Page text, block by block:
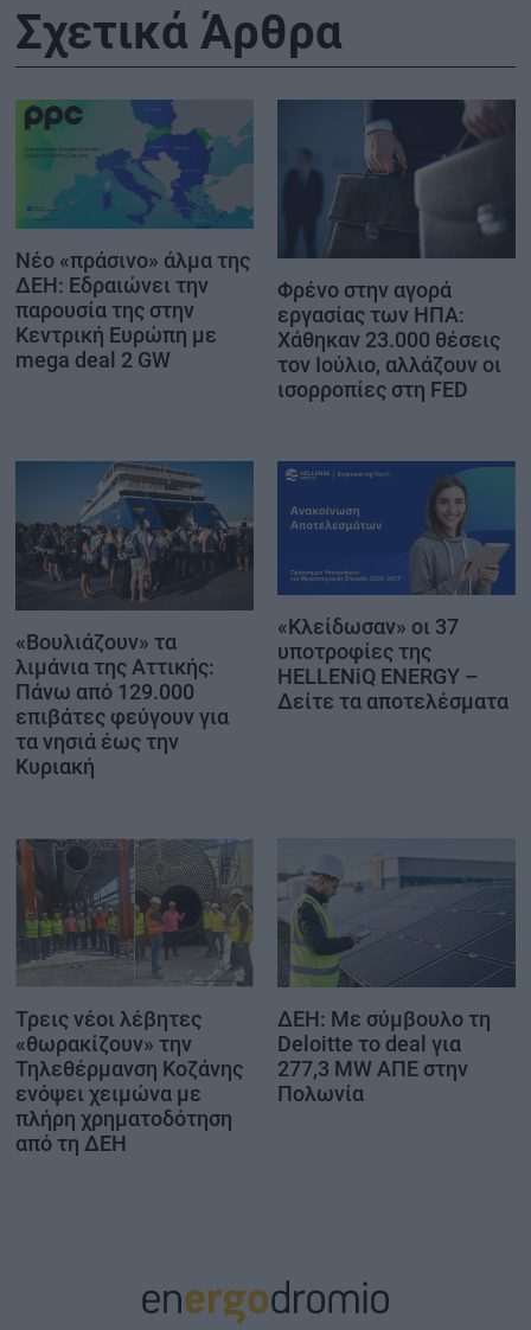
Σχετικά Άρθρα
Νέο «πράσινο» άλμα της
ΔΕΗ: Εδραιώνει την
παρουσία της στην
Κεντρική Ευρώπη με
mega deal 2 GW
Φρένο στην αγορά
εργασίας των ΗΠΑ:
Χάθηκαν 23.000 θέσεις
τον Ιούλιο, αλλάζουν οι
ισορροπίες στη FED
«Βουλιάζουν» τα
λιμάνια της Αττικής:
Πάνω από 129.000
επιβάτες φεύγουν για
τα νησιά έως την
Κυριακή
«Κλείδωσαν» οι 37
υποτροφίες της
HELLENiQ ENERGY –
Δείτε τα αποτελέσματα
Τρεις νέοι λέβητες
«θωρακίζουν» την
Τηλεθέρμανση Κοζάνης
ενόψει χειμώνα με
πλήρη χρηματοδότηση
από τη ΔΕΗ
ΔΕΗ: Με σύμβουλο τη
Deloitte το deal για
277,3 MW ΑΠΕ στην
Πολωνία